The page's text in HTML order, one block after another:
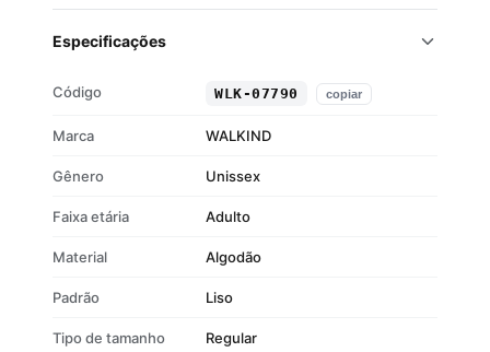
100% algodão fio 30.1 penteado
Gola careca com ribana
Especificações
Código WLK-07790 copiar
Marca WALKIND
Gênero Unissex
Faixa etária Adulto
Material Algodão
Padrão Liso
Tipo de tamanho Regular